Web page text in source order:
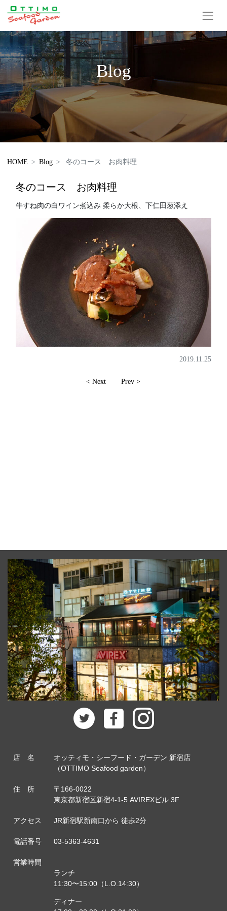
Blog
HOME Blog 冬のコース お肉料理
冬のコース お肉料理
牛すね肉の白ワイン煮込み 柔らか大根、下仁田葱添え
2019.11.25
< Next Prev >
店 名
オッティモ・シーフード・ガーデン 新宿店
（OTTIMO Seafood garden）
住 所
〒166-0022
東京都新宿区新宿4-1-5 AVIREXビル 3F
アクセス JR新宿駅新南口から 徒歩2分
電話番号 03-5363-4631
営業時間
ランチ
11:30〜15:00（L.O.14:30）
ディナー